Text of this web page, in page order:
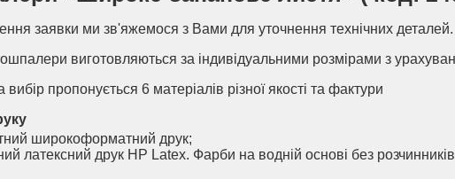
заявки ми зв'яжемося з Вами для уточнення технічних деталей.
виготовляються за індивідуальними розмірами з
вибір пропонується 6 матеріалів різної якості та фактури
широкоформатний друк;
латексний друк HP Latex. Фарби на водній основі без